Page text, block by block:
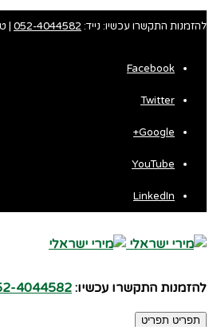
להזמנות התקשרו עכשיו: נייד: 052-4044582
|
Facebook
Twitter
Google+
YouTube
LinkedIn
להזמנות התקשרו עכשיו:4044582
תפריט תפריט